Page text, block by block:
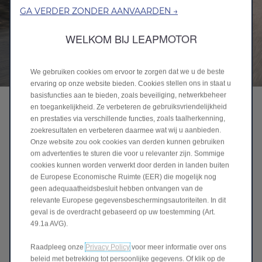
Kracht met optimale grip
Met een indrukwekkend vermogen van 430 kW (585 pk)
accelereert de C10 AWD van 0 naar 100 km/u in slechts
4,0 seconden, wat zorgt voor een rijervaring die zowel
opwindend als veilig is. Het slimme
vierwielaandrijvingssysteem garandeert immers
optimale grip en stabiliteit en reageert direct op
veranderende ondergronden, zoals een natte straat, een
besneeuwde bergpas of een onverharde weg.
De speciaal ontwikkelde LFP-accu, ondersteund door
het 800V-systeem, maakt ultrasnel laden mogelijk: van
GA VERDER ZONDER AANVAARDEN →
WELKOM BIJ LEAPMOTOR
We gebruiken cookies om ervoor te zorgen dat we u de beste
ervaring op onze website bieden. Cookies stellen ons in staat u
basisfuncties aan te bieden, zoals beveiliging, netwerkbeheer
en toegankelijkheid. Ze verbeteren de gebruiksvriendelijkheid
en prestaties via verschillende functies, zoals taalherkenning,
zoekresultaten en verbeteren daarmee wat wij u aanbieden.
Onze website zou ook cookies van derden kunnen gebruiken
om advertenties te sturen die voor u relevanter zijn. Sommige
cookies kunnen worden verwerkt door derden in landen buiten
de Europese Economische Ruimte (EER) die mogelijk nog
geen adequaatheidsbesluit hebben ontvangen van de
relevante Europese gegevensbeschermingsautoriteiten. In dit
geval is de overdracht gebaseerd op uw toestemming (Art.
49.1a AVG).
Raadpleeg onze Privacy Policy voor meer informatie over ons
beleid met betrekking tot persoonlijke gegevens. Of klik op de